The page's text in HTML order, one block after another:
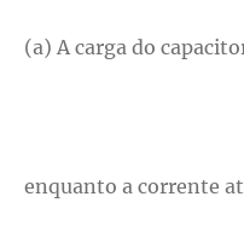
(a) A carga do
enquanto a corrente